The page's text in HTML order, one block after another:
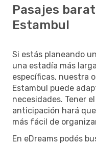
Pasajes
Estambul
Si estás planeando
una estadía más
específicas, nuestra
Estambul puede
necesidades. Tener
anticipación hará
más fácil de
En eDreams podés